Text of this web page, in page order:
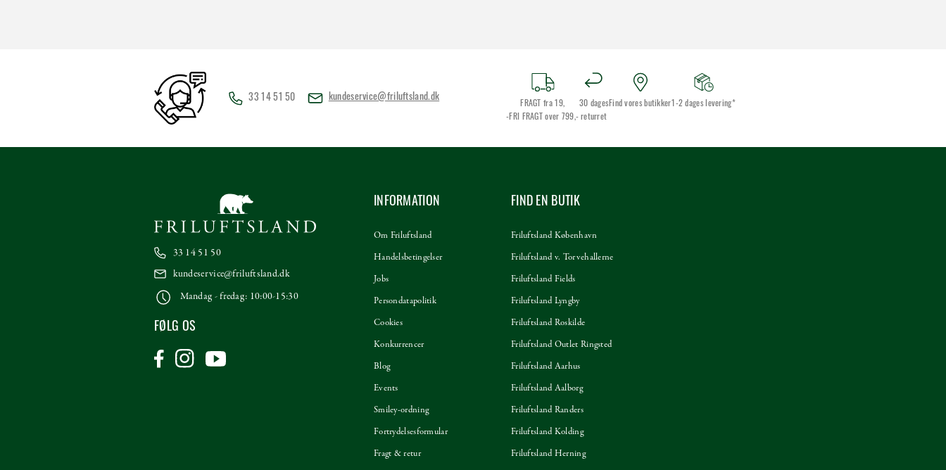
33 14 51 50 kundeservice@friluftsland.dk
FRAGT fra 19,
-FRI FRAGT over 799,-
30 dages
returret
Find vores butikker 1-2 dages levering*
33 14 51 50
kundeservice@friluftsland.dk
Mandag - fredag: 10:00-15:30
FØLG OS
INFORMATION
Om Friluftsland
Handelsbetingelser
Jobs
Persondatapolitik
Cookies
Konkurrencer
Blog
Events
Smiley-ordning
Fortrydelsesformular
Fragt & retur
FIND EN BUTIK
Friluftsland København
Friluftsland v. Torvehallerne
Friluftsland Fields
Friluftsland Lyngby
Friluftsland Roskilde
Friluftsland Outlet Ringsted
Friluftsland Aarhus
Friluftsland Aalborg
Friluftsland Randers
Friluftsland Kolding
Friluftsland Herning